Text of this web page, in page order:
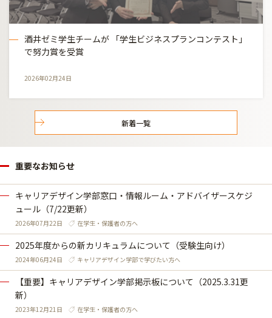
酒井ゼミ学生チームが 「学生ビジネスプランコンテスト」
で努力賞を受賞
2026年02月24日
新着一覧
重要なお知らせ
キャリアデザイン学部窓口・情報ルーム・アドバイザースケジ
ュール（7/22更新）
2026年07月22日 在学生・保護者の方へ
2025年度からの新カリキュラムについて（受験生向け）
2024年06月24日 キャリアデザイン学部で学びたい方へ
【重要】キャリアデザイン学部掲示板について（2025.3.31更
新）
2023年12月21日 在学生・保護者の方へ